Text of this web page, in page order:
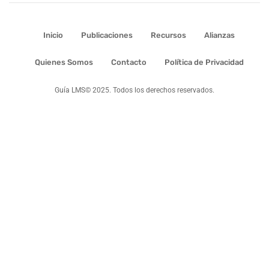
Inicio Publicaciones Recursos Alianzas
Quienes Somos Contacto Política de Privacidad
Guía LMS© 2025. Todos los derechos reservados.